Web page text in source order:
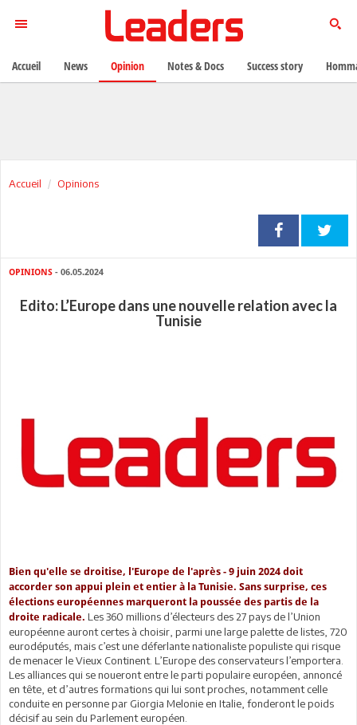
Accueil Opinions
OPINIONS - 06.05.2024
Edito: L’Europe dans une nouvelle relation avec la
Tunisie
Bien qu'elle se droitise, l'Europe de l'après - 9 juin 2024 doit
accorder son appui plein et entier à la Tunisie. Sans surprise, ces
élections européennes marqueront la poussée des partis de la
droite radicale. Les 360 millions d’électeurs des 27 pays de l’Union
européenne auront certes à choisir, parmi une large palette de listes, 720
eurodéputés, mais c’est une déferlante nationaliste populiste qui risque
de menacer le Vieux Continent. L’Europe des conservateurs l’emportera.
Les alliances qui se noueront entre le parti populaire européen, annoncé
en tête, et d’autres formations qui lui sont proches, notamment celle
conduite en personne par Giorgia Melonie en Italie, fonderont le poids
décisif au sein du Parlement européen.
Accueil News Opinion Notes & Docs Success story